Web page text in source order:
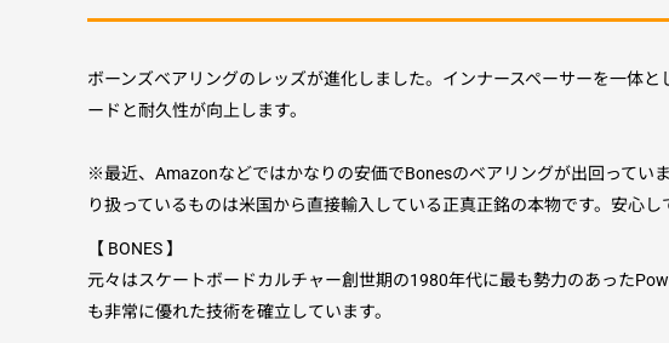
ボーンズベアリングのレッズが進化しました。インナースペーサーを一体
ードと耐久性が向上します。
※最近、Amazonなどではかなりの安価でBonesのベアリングが出回ってい
り扱っているものは米国から直接輸入している正真正銘の本物です。安心
【 BONES 】
元々はスケートボードカルチャー創世期の1980年代に最も勢力のあった
も非常に優れた技術を確立しています。